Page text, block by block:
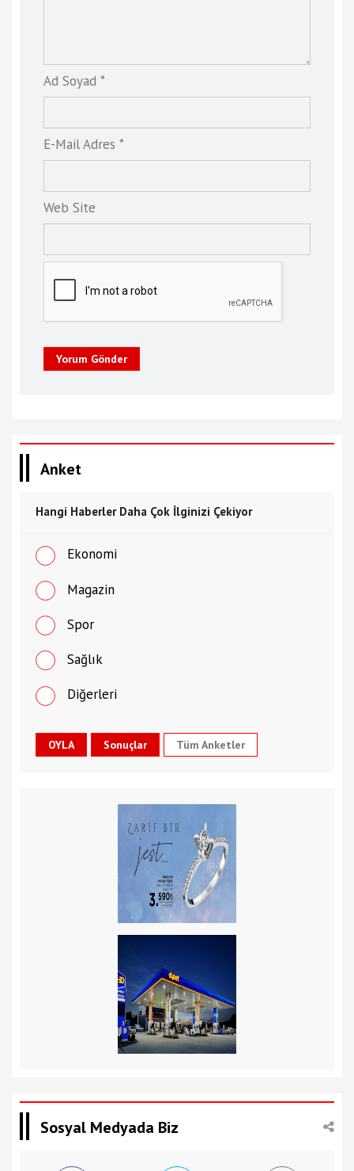
Ad Soyad *
E-Mail Adres *
Web Site
Yorum Gönder
Anket
Hangi Haberler Daha Çok İlginizi Çekiyor
Ekonomi
Magazin
Spor
Sağlık
Diğerleri
Tüm Anketler
Sosyal Medyada Biz